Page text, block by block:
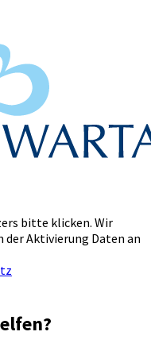
bitte klicken. Wir
der Aktivierung Daten an